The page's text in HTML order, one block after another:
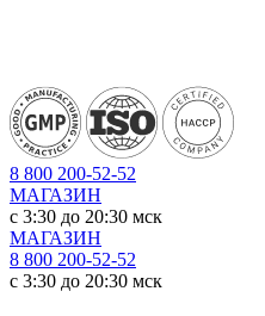
8 800 200-52-52
МАГАЗИН
c 3:30 до 20:30 мск
МАГАЗИН
8 800 200-52-52
c 3:30 до 20:30 мск